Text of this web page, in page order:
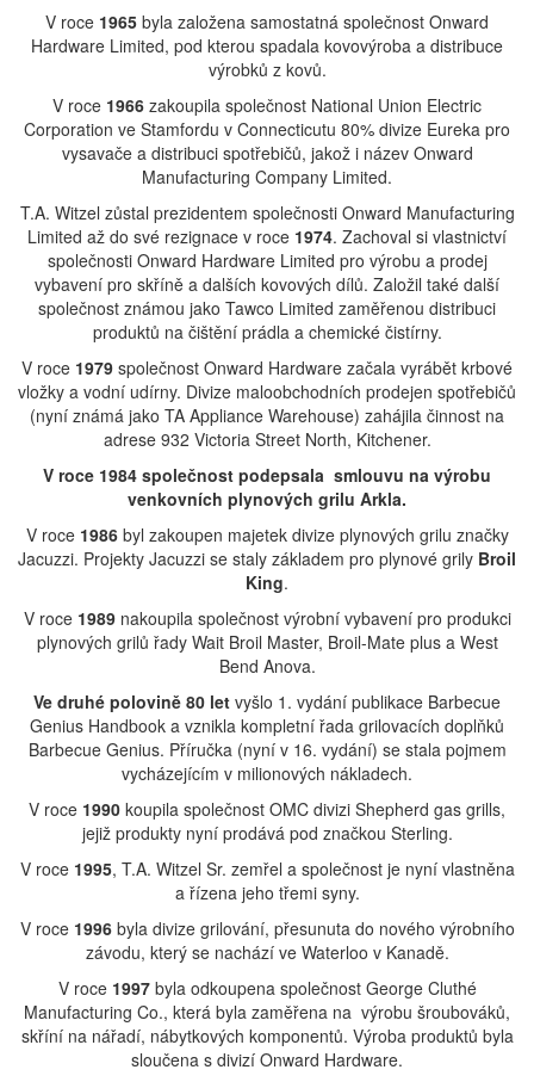
V roce 1965 byla založena samostatná společnost Onward
Hardware Limited, pod kterou spadala kovovýroba a distribuce
výrobků z kovů.
V roce 1966 zakoupila společnost National Union Electric
Corporation ve Stamfordu v Connecticutu 80% divize Eureka pro
vysavače a distribuci spotřebičů, jakož i název Onward
Manufacturing Company Limited.
T.A. Witzel zůstal prezidentem společnosti Onward Manufacturing
Limited až do své rezignace v roce 1974. Zachoval si vlastnictví
společnosti Onward Hardware Limited pro výrobu a prodej
vybavení pro skříně a dalších kovových dílů. Založil také další
společnost známou jako Tawco Limited zaměřenou distribuci
produktů na čištění prádla a chemické čistírny.
V roce 1979 společnost Onward Hardware začala vyrábět krbové
vložky a vodní udírny. Divize maloobchodních prodejen spotřebičů
(nyní známá jako TA Appliance Warehouse) zahájila činnost na
adrese 932 Victoria Street North, Kitchener.
V roce 1984 společnost podepsala smlouvu na výrobu
venkovních plynových grilu Arkla.
V roce 1986byl zakoupen majetek divize plynových grilu značky
Jacuzzi. Projekty Jacuzzi se staly základem pro plynové grily Broil
King.
V roce 1989nakoupila společnost výrobní vybavení pro produkci
plynových grilů řady Wait Broil Master, Broil-Mate plus a West
Bend Anova.
Ve druhé polovině 80 let vyšlo 1. vydání publikace Barbecue
Genius Handbook a vznikla kompletní řada grilovacích doplňků
Barbecue Genius. Příručka (nyní v 16. vydání) se stala pojmem
vycházejícím v milionových nákladech.
V roce 1990 koupila společnost OMC divizi Shepherd gas grills,
jejiž produkty nyní prodává pod značkou Sterling.
V roce 1995, T.A. Witzel Sr. zemřel a společnost je nyní vlastněna
a řízena jeho třemi syny.
V roce 1996byla divize grilování, přesunuta do nového výrobního
závodu, který se nachází ve Waterloo v Kanadě.
V roce 1997byla odkoupena společnost George Cluthé
Manufacturing Co., která byla zaměřena na výrobu šroubováků,
skříní na nářadí, nábytkových komponentů. Výroba produktů byla
sloučena s divizí Onward Hardware.